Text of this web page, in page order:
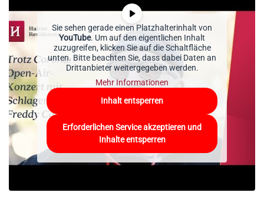
Sie sehen gerade einen Platzhalterinhalt von
YouTube. Um auf den eigentlichen Inhalt
zuzugreifen, klicken Sie auf die Schaltfläche
unten. Bitte beachten Sie, dass dabei Daten an
Drittanbieter weitergegeben werden.
Mehr Informationen
Inhalt entsperren
Erforderlichen Service akzeptieren und
Inhalte entsperren